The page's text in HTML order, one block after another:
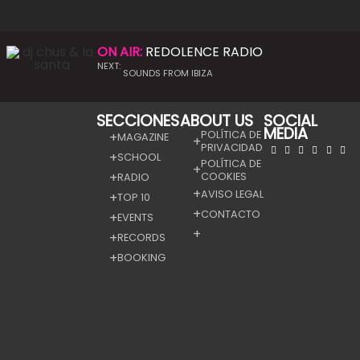
ON AIR:REDOLENCE RADIO
NEXT:
SOUNDS FROM IBIZA
SECCIONES
MAGAZINE
SCHOOL
RADIO
TOP 10
EVENTS
RECORDS
BOOKING
ABOUT US
POLÍTICA DE
PRIVACIDAD
POLÍTICA DE
COOKIES
AVISO LEGAL
CONTACTO
SOCIAL
MEDIA